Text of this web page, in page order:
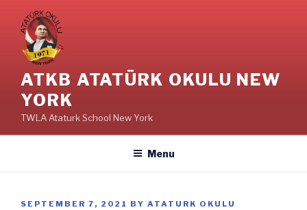
content
ATKB ATATÜRK OKULU NEW
YORK
TWLA Ataturk School New York
Menu
POSTED
SEPTEMBER 7, 2021 BY ATATURK OKULU